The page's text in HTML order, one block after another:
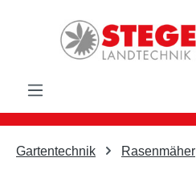
Zum Hauptinhalt springen
Gartentechnik Rasenmäher